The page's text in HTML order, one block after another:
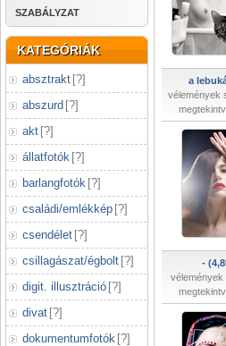
SZABÁLYZAT
KATEGÓRIÁK
absztrakt [?]
abszurd [?]
akt [?]
állatfotók [?]
barlangfotók [?]
családi/emlékkép [?]
csendélet [?]
csillagászat/égbolt [?]
digit. illusztráció [?]
divat [?]
dokumentumfotók [?]
a
vélemények
-
vélemények